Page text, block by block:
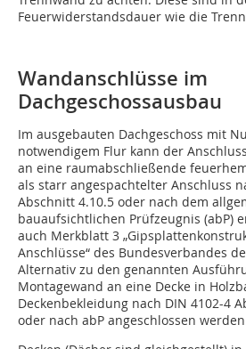
Feuerwiderstandsdauer wie die
Wandanschlüsse im
Dachgeschossausbau
Im ausgebauten Dachgeschoss mit
notwendigem Flur kann der
an eine raumabschließende
als starr angespachtelter Anschluss
Abschnitt 4.10.5 oder nach dem
bauaufsichtlichen Prüfzeugnis (abP)
auch Merkblatt 3
Anschlüsse“ des Bundesverbandes
Alternativ zu den genannten
Montagewand an eine Decke in
Deckenbekleidung nach DIN 4102-4
oder nach abP angeschlossen